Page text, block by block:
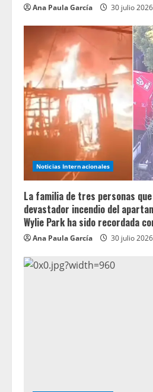
Ana Paula García 30 julio 2026
Noticias Internacionales
La familia de tres personas
devastador incendio del
Wylie Park ha sido recordada
Ana Paula García 30 julio 2026